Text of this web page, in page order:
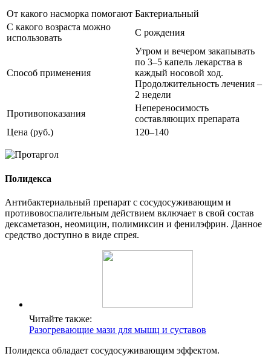
От какого насморка помогают Бактериальный
С какого возраста можно
использовать
С рождения
Способ применения
Утром и вечером закапывать
по 3–5 капель лекарства в
каждый носовой ход.
Продолжительность лечения –
2 недели
Противопоказания
Непереносимость
составляющих препарата
Цена (руб.)
120–140
Полидекса
Антибактериальный препарат с сосудосуживающим и
противовоспалительным действием включает в свой состав
дексаметазон, неомицин, полимиксин и фенилэфрин. Данное
средство доступно в виде спрея.
Читайте также:
Разогревающие мази для мышц и суставов
Полидекса обладает сосудосуживающим эффектом.